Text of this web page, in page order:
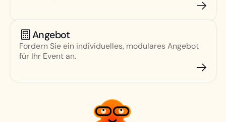
Angebot
Fordern Sie ein individuelles, modulares Angebot
für Ihr Event an.